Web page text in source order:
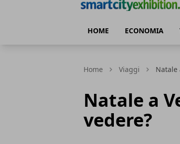
HOME ECONOMIA
Home Viaggi Natale
Natale a
vedere?